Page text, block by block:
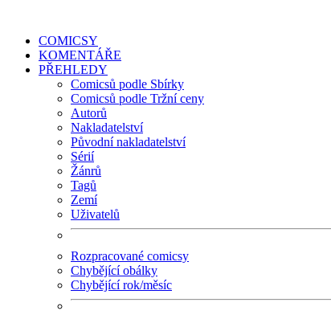
COMICSY
KOMENTÁŘE
PŘEHLEDY
Comicsů podle Sbírky
Comicsů podle Tržní ceny
Autorů
Nakladatelství
Původní nakladatelství
Sérií
Žánrů
Tagů
Zemí
Uživatelů
Rozpracované comicsy
Chybějící obálky
Chybějící rok/měsíc